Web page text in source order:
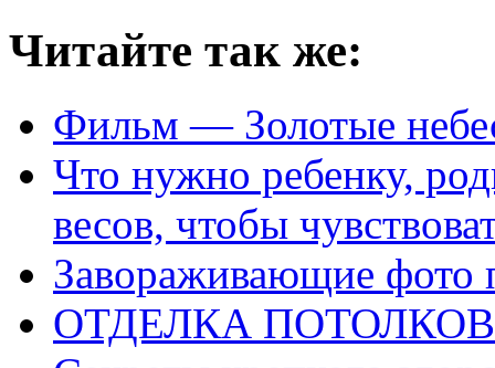
Читайте так же:
Фильм — Золотые
Что нужно ребенку,
весов, чтобы
Завораживающие фото
ОТДЕЛКА